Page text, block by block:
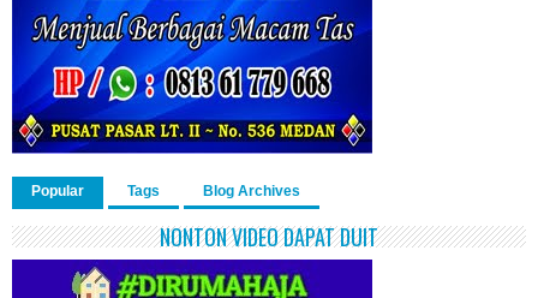
Popular Tags Blog Archives
NONTON VIDEO DAPAT DUIT